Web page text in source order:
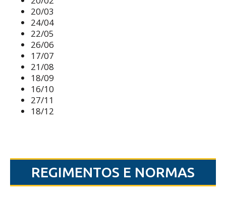
20/03
24/04
22/05
26/06
17/07
21/08
18/09
16/10
27/11
18/12
REGIMENTOS E NORMAS